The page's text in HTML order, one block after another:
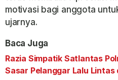
motivasi bagi anggota
ujarnya.
Baca Juga
Razia Simpatik Satlantas
Sasar Pelanggar Lalu Lintas